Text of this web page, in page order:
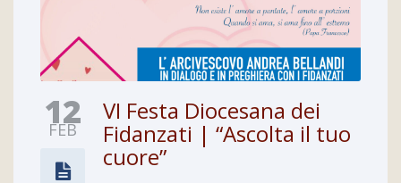
12
FEB
VI Festa Diocesana dei
Fidanzati | “Ascolta il tuo
cuore”